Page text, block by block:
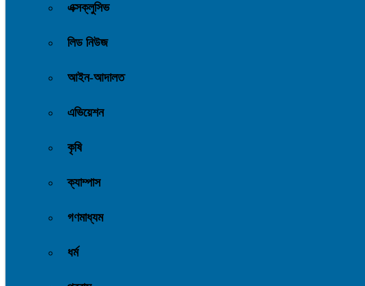
এক্সক্লুসিভ
লিড নিউজ
আইন-আদালত
এভিয়েশন
কৃষি
ক্যাম্পাস
গণমাধ্যম
ধর্ম